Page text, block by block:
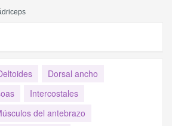
Dorsal ancho
Intercostales
del antebrazo